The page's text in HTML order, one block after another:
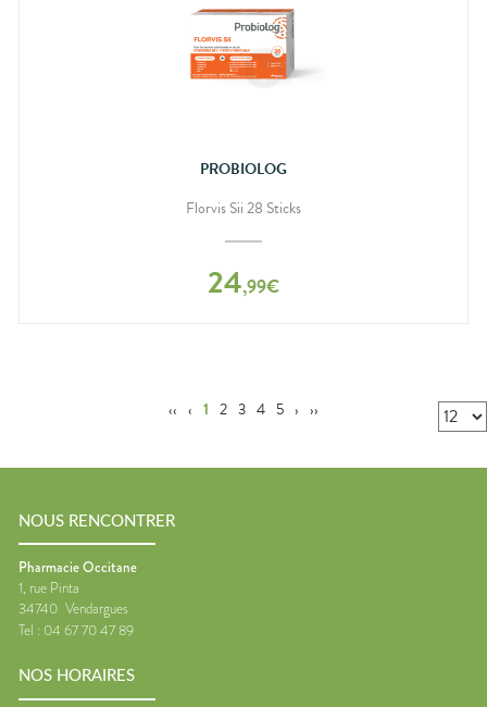
PROBIOLOG
Florvis Sii 28 Sticks
24,99€
‹‹ ‹ 1 2 3 4 5 › ››
NOUS RENCONTRER
Pharmacie Occitane
1, rue Pinta
34740 Vendargues
Tel : 04 67 70 47 89
NOS HORAIRES